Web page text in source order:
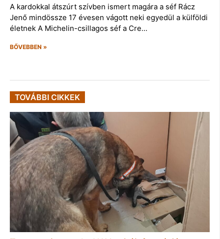
A kardokkal átszúrt szívben ismert magára a séf Rácz
Jenő mindössze 17 évesen vágott neki egyedül a külföldi
életnek A Michelin-csillagos séf a Cre…
BŐVEBBEN »
TOVÁBBI CIKKEK